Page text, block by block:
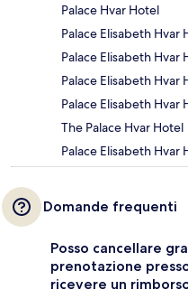
Palace Hvar Hotel
Palace Elisabeth
Palace Elisabeth Hvar
Palace Elisabeth Hvar
Palace Elisabeth Hvar
The Palace Hvar Hotel
Palace Elisabeth Hvar
Domande frequenti
Posso cancellare
prenotazione
ricevere un